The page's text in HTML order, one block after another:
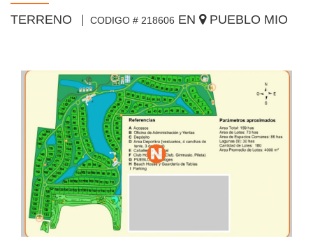
TERRENO CODIGO # 218606 EN PUEBLO MIO